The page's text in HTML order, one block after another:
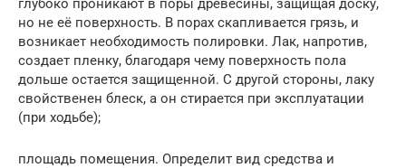
глубоко проникают в поры древесины, защищая доску,
но не её поверхность. В порах скапливается грязь, и
возникает необходимость полировки. Лак, напротив,
создает пленку, благодаря чему поверхность пола
дольше остается защищенной. С другой стороны, лаку
свойственен блеск, а он стирается при эксплуатации
(при ходьбе);
площадь помещения. Определит вид средства и